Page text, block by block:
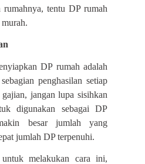
tentu DP rumah
DP rumah adalah
penghasilan setiap
jangan lupa sisihkan
digunakan sebagai DP
besar jumlah yang
jumlah DP terpenuhi.
melakukan cara ini,